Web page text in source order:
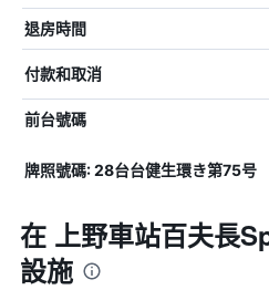
退房時間
付款和取消
前台號碼
牌照號碼: 28台台健生環き第75号
在 上野車站百夫長
設施